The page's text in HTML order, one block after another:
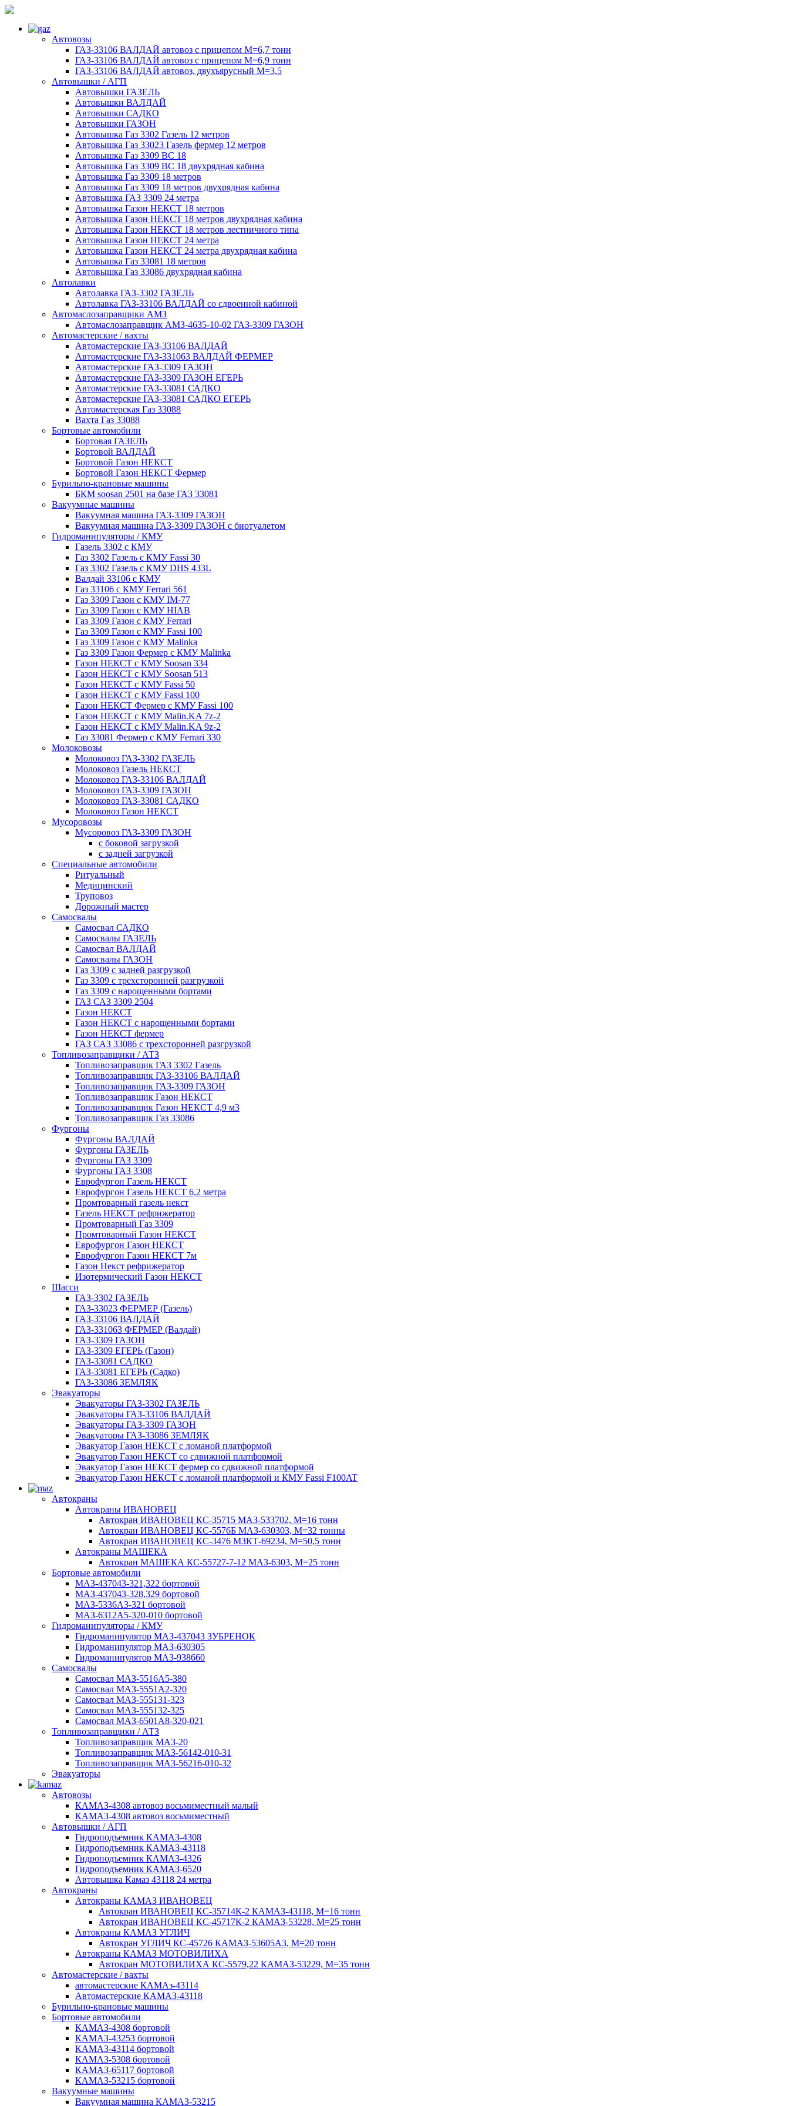
Автовозы
ГАЗ-33106 ВАЛДАЙ автовоз с прицепом М=6,7 тонн
ГАЗ-33106 ВАЛДАЙ автовоз с прицепом М=6,9 тонн
ГАЗ-33106 ВАЛДАЙ автовоз, двухъярусный М=3,5
Автовышки / АГП
Автовышки ГАЗЕЛЬ
Автовышки ВАЛДАЙ
Автовышки САДКО
Автовышки ГАЗОН
Автовышка Газ 3302 Газель 12 метров
Автовышка Газ 33023 Газель фермер 12 метров
Автовышка Газ 3309 ВС 18
Автовышка Газ 3309 ВС 18 двухрядная кабина
Автовышка Газ 3309 18 метров
Автовышка Газ 3309 18 метров двухрядная кабина
Автовышка ГАЗ 3309 24 метра
Автовышка Газон НЕКСТ 18 метров
Автовышка Газон НЕКСТ 18 метров двухрядная кабина
Автовышка Газон НЕКСТ 18 метров лестничного типа
Автовышка Газон НЕКСТ 24 метра
Автовышка Газон НЕКСТ 24 метра двухрядная кабина
Автовышка Газ 33081 18 метров
Автовышка Газ 33086 двухрядная кабина
Автолавки
Автолавка ГАЗ-3302 ГАЗЕЛЬ
Автолавка ГАЗ-33106 ВАЛДАЙ со сдвоенной кабиной
Автомаслозаправщики АМЗ
Автомаслозаправщик АМЗ-4635-10-02 ГАЗ-3309 ГАЗОН
Автомастерские / вахты
Автомастерские ГАЗ-33106 ВАЛДАЙ
Автомастерские ГАЗ-331063 ВАЛДАЙ ФЕРМЕР
Автомастерские ГАЗ-3309 ГАЗОН
Автомастерские ГАЗ-3309 ГАЗОН ЕГЕРЬ
Автомастерские ГАЗ-33081 САДКО
Автомастерские ГАЗ-33081 САДКО ЕГЕРЬ
Автомастерская Газ 33088
Вахта Газ 33088
Бортовые автомобили
Бортовая ГАЗЕЛЬ
Бортовой ВАЛДАЙ
Бортовой Газон НЕКСТ
Бортовой Газон НЕКСТ Фермер
Бурильно-крановые машины
БКМ soosan 2501 на базе ГАЗ 33081
Вакуумные машины
Вакуумная машина ГАЗ-3309 ГАЗОН
Вакуумная машина ГАЗ-3309 ГАЗОН с биотуалетом
Гидроманипуляторы / КМУ
Газель 3302 с КМУ
Газ 3302 Газель с КМУ Fassi 30
Газ 3302 Газель с КМУ DHS 433L
Валдай 33106 с КМУ
Газ 33106 с КМУ Ferrari 561
Газ 3309 Газон с КМУ IM-77
Газ 3309 Газон с КМУ HIAB
Газ 3309 Газон с КМУ Ferrari
Газ 3309 Газон с КМУ Fassi 100
Газ 3309 Газон с КМУ Malinka
Газ 3309 Газон Фермер с КМУ Malinka
Газон НЕКСТ с КМУ Soosan 334
Газон НЕКСТ с КМУ Soosan 513
Газон НЕКСТ с КМУ Fassi 50
Газон НЕКСТ с КМУ Fassi 100
Газон НЕКСТ Фермер с КМУ Fassi 100
Газон НЕКСТ с КМУ Malin.KA 7z-2
Газон НЕКСТ с КМУ Malin.KA 9z-2
Газ 33081 Фермер с КМУ Ferrari 330
Молоковозы
Молоковоз ГАЗ-3302 ГАЗЕЛЬ
Молоковоз Газель НЕКСТ
Молоковоз ГАЗ-33106 ВАЛДАЙ
Молоковоз ГАЗ-3309 ГАЗОН
Молоковоз ГАЗ-33081 САДКО
Молоковоз Газон НЕКСТ
Мусоровозы
Мусоровоз ГАЗ-3309 ГАЗОН
с боковой загрузкой
с задней загрузкой
Специальные автомобили
Ритуальный
Медицинский
Труповоз
Дорожный мастер
Самосвалы
Самосвал САДКО
Самосвалы ГАЗЕЛЬ
Самосвал ВАЛДАЙ
Самосвалы ГАЗОН
Газ 3309 с задней разгрузкой
Газ 3309 с трехсторонней разгрузкой
Газ 3309 с нарощенными бортами
ГАЗ САЗ 3309 2504
Газон НЕКСТ
Газон НЕКСТ с нарощенными бортами
Газон НЕКСТ фермер
ГАЗ САЗ 33086 с трехсторонней разгрузкой
Топливозаправщики / АТЗ
Топливозаправщик ГАЗ 3302 Газель
Топливозаправщик ГАЗ-33106 ВАЛДАЙ
Топливозаправщик ГАЗ-3309 ГАЗОН
Топливозаправщик Газон НЕКСТ
Топливозаправщик Газон НЕКСТ 4,9 м3
Топливозаправщик Газ 33086
Фургоны
Фургоны ВАЛДАЙ
Фургоны ГАЗЕЛЬ
Фургоны ГАЗ 3309
Фургоны ГАЗ 3308
Еврофургон Газель НЕКСТ
Еврофургон Газель НЕКСТ 6,2 метра
Промтоварный газель некст
Газель НЕКСТ рефрижератор
Промтоварный Газ 3309
Промтоварный Газон НЕКСТ
Еврофургон Газон НЕКСТ
Еврофургон Газон НЕКСТ 7м
Газон Некст рефрижератор
Изотермический Газон НЕКСТ
Шасси
ГАЗ-3302 ГАЗЕЛЬ
ГАЗ-33023 ФЕРМЕР (Газель)
ГАЗ-33106 ВАЛДАЙ
ГАЗ-331063 ФЕРМЕР (Валдай)
ГАЗ-3309 ГАЗОН
ГАЗ-3309 ЕГЕРЬ (Газон)
ГАЗ-33081 САДКО
ГАЗ-33081 ЕГЕРЬ (Садко)
ГАЗ-33086 ЗЕМЛЯК
Эвакуаторы
Эвакуаторы ГАЗ-3302 ГАЗЕЛЬ
Эвакуаторы ГАЗ-33106 ВАЛДАЙ
Эвакуаторы ГАЗ-3309 ГАЗОН
Эвакуаторы ГАЗ-33086 ЗЕМЛЯК
Эвакуатор Газон НЕКСТ с ломаной платформой
Эвакуатор Газон НЕКСТ со сдвижной платформой
Эвакуатор Газон НЕКСТ фермер со сдвижной платформой
Эвакуатор Газон НЕКСТ с ломаной платформой и КМУ Fassi F100AT
Автокраны
Автокраны ИВАНОВЕЦ
Автокран ИВАНОВЕЦ КС-35715 МАЗ-533702, М=16 тонн
Автокран ИВАНОВЕЦ КС-5576Б МАЗ-630303, М=32 тонны
Автокран ИВАНОВЕЦ КС-3476 МЗКТ-69234, М=50,5 тонн
Автокраны МАШЕКА
Автокран МАШЕКА КС-55727-7-12 МАЗ-6303, М=25 тонн
Бортовые автомобили
МАЗ-437043-321,322 бортовой
МАЗ-437043-328,329 бортовой
МАЗ-5336А3-321 бортовой
МАЗ-6312А5-320-010 бортовой
Гидроманипуляторы / КМУ
Гидроманипулятор МАЗ-437043 ЗУБРЕНОК
Гидроманипулятор МАЗ-630305
Гидроманипулятор МАЗ-938660
Самосвалы
Самосвал МАЗ-5516А5-380
Самосвал МАЗ-5551А2-320
Самосвал МАЗ-555131-323
Самосвал МАЗ-555132-325
Самосвал МАЗ-6501А8-320-021
Топливозаправщики / АТЗ
Топливозаправщик МАЗ-20
Топливозаправщик МАЗ-56142-010-31
Топливозаправщик МАЗ-56216-010-32
Эвакуаторы
Автовозы
КАМАЗ-4308 автовоз восьмиместный малый
КАМАЗ-4308 автовоз восьмиместный
Автовышки / АГП
Гидроподъемник КАМАЗ-4308
Гидроподъемник КАМАЗ-43118
Гидроподъемник КАМАЗ-4326
Гидроподъемник КАМАЗ-6520
Автовышка Камаз 43118 24 метра
Автокраны
Автокраны КАМАЗ ИВАНОВЕЦ
Автокран ИВАНОВЕЦ КС-35714К-2 КАМАЗ-43118, М=16 тонн
Автокран ИВАНОВЕЦ КС-45717К-2 КАМАЗ-53228, М=25 тонн
Автокраны КАМАЗ УГЛИЧ
Автокран УГЛИЧ КС-45726 КАМАЗ-53605А3, М=20 тонн
Автокраны КАМАЗ МОТОВИЛИХА
Автокран МОТОВИЛИХА КС-5579,22 КАМАЗ-53229, М=35 тонн
Автомастерские / вахты
автомастерские КАМАз-43114
Автомастерские КАМАЗ-43118
Бурильно-крановые машины
Бортовые автомобили
КАМАЗ-4308 бортовой
КАМАЗ-43253 бортовой
КАМАЗ-43114 бортовой
КАМАЗ-5308 бортовой
КАМАЗ-65117 бортовой
КАМАЗ-53215 бортовой
Вакуумные машины
Вакуумная машина КАМАЗ-53215